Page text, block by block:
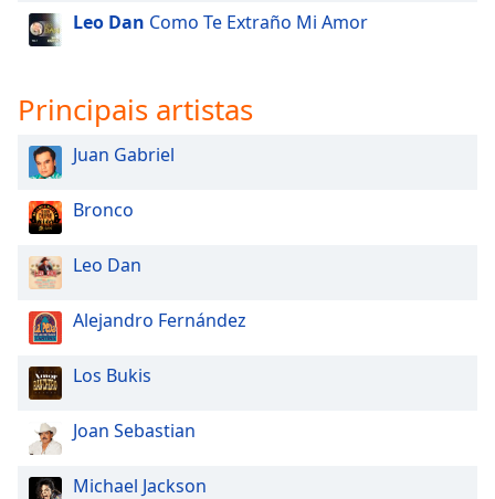
Leo Dan Como Te Extraño Mi Amor
Principais artistas
Juan Gabriel
Bronco
Leo Dan
Alejandro Fernández
Los Bukis
Joan Sebastian
Michael Jackson